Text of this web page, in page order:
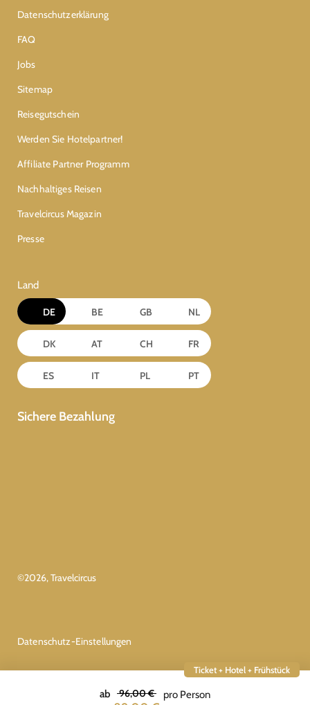
Ticket + Hotel + Frühstück
ab 96,00 € pro Person
Datenschutzerklärung
FAQ
Jobs
Sitemap
Reisegutschein
Werden Sie Hotelpartner!
Affiliate Partner Programm
Nachhaltiges Reisen
Travelcircus Magazin
Presse
Land
DE BE GB NL
DK AT CH FR
ES IT PL PT
Sichere Bezahlung
©2026, Travelcircus
Datenschutz-Einstellungen